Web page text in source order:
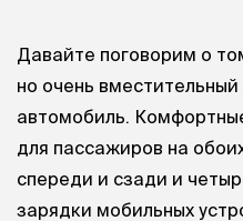
Давайте поговорим о
но очень
автомобиль.
для пассажиров на
спереди и сзади и
зарядки мобильных